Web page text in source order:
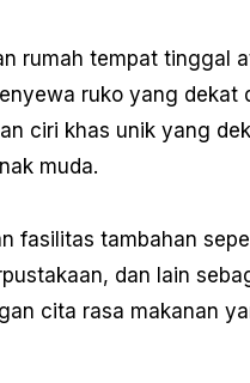
rumah tempat tinggal
ruko yang dekat
ciri khas unik yang
muda.
fasilitas tambahan
dan lain
cita rasa makanan